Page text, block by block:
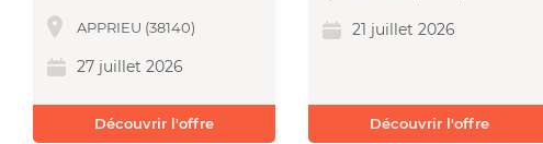
APPRIEU (38140)
27 juillet 2026
Découvrir l'offre
21 juillet 2026
Découvrir l'offre